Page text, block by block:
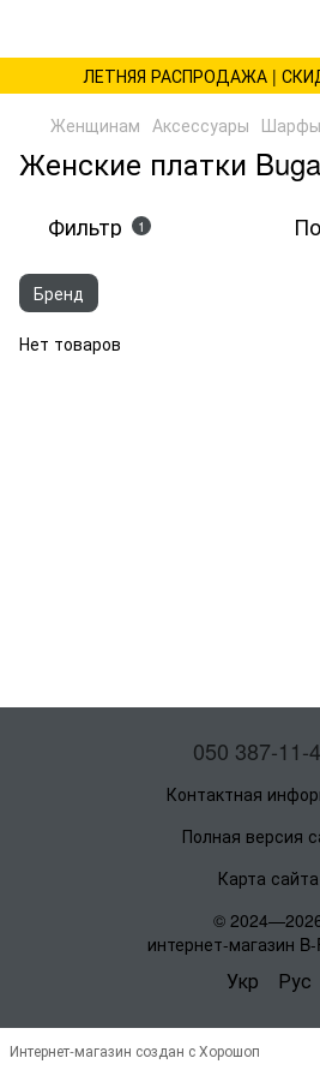
ЛЕТНЯЯ РАСПРОДАЖА |
Женщинам Аксессуары Шарфы
Женские платки
Фильтр 1
Бренд
Нет товаров
050 387-11-
Контактная
Полная версия
Карта сайта
©
интернет-магазин B-
Укр Рус
Интернет-магазин создан с Хорошоп